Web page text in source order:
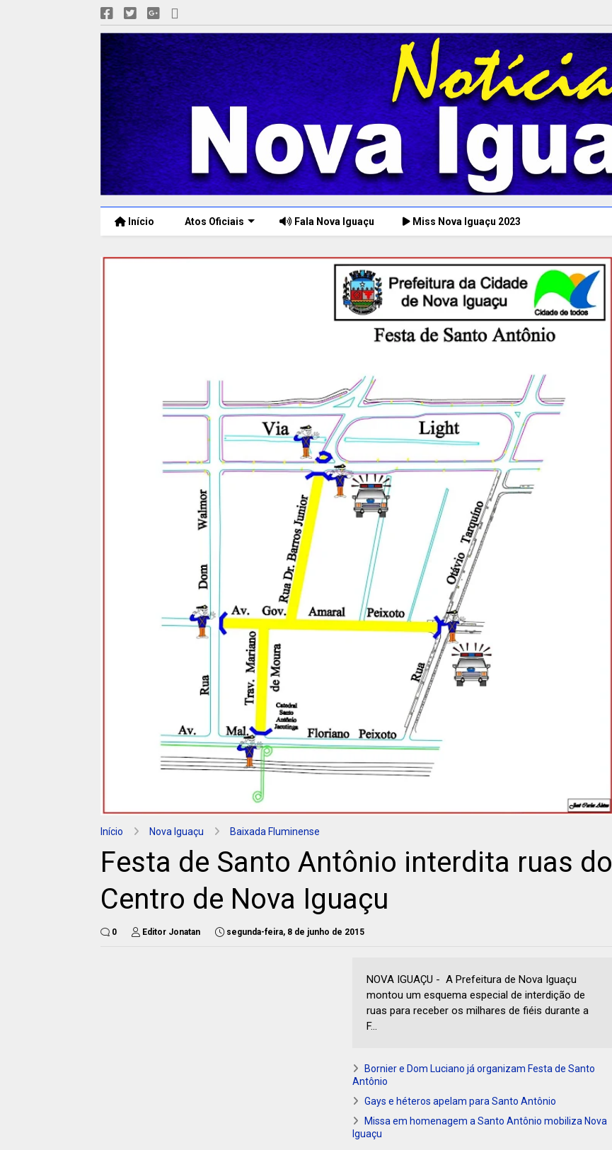
Início Atos Oficiais Fala Nova Iguaçu Miss Nova Iguaçu 2023
Início Nova Iguaçu Baixada Fluminense
Festa de Santo Antônio interdita ruas do
Centro de Nova Iguaçu
0 Editor Jonatan segunda-feira, 8 de junho de 2015
NOVA IGUAÇU - A Prefeitura de Nova Iguaçu
montou um esquema especial de interdição de
ruas para receber os milhares de fiéis durante a
F...
Bornier e Dom Luciano já organizam Festa de Santo
Antônio
Gays e héteros apelam para Santo Antônio
Missa em homenagem a Santo Antônio mobiliza Nova
Iguaçu